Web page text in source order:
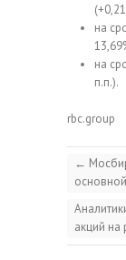
на
на
п.п.).
rbc.group
←
акций на